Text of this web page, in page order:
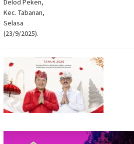
Delod Peken,
Kec. Tabanan,
Selasa
(23/9/2025).